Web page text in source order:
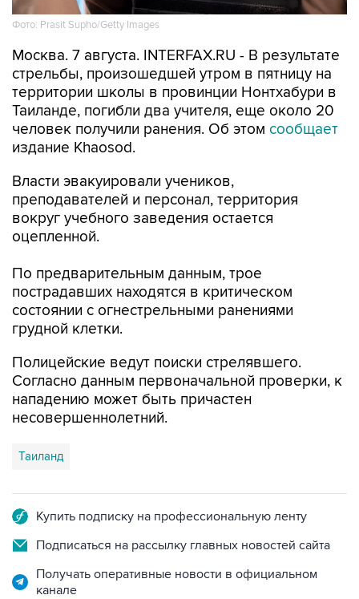
Фото: Prasit Supho/Getty Images
Москва. 7 августа. INTERFAX.RU - В результате
стрельбы, произошедшей утром в пятницу на
территории школы в провинции Нонтхабури в
Таиланде, погибли два учителя, еще около 20
человек получили ранения. Об этом сообщает
издание Khaosod.
Власти эвакуировали учеников,
преподавателей и персонал, территория
вокруг учебного заведения остается
оцепленной.
По предварительным данным, трое
пострадавших находятся в критическом
состоянии с огнестрельными ранениями
грудной клетки.
Полицейские ведут поиски стрелявшего.
Согласно данным первоначальной проверки, к
нападению может быть причастен
несовершеннолетний.
Таиланд
Купить подписку на профессиональную ленту
Подписаться на рассылку главных новостей сайта
Получать оперативные новости в официальном
канале